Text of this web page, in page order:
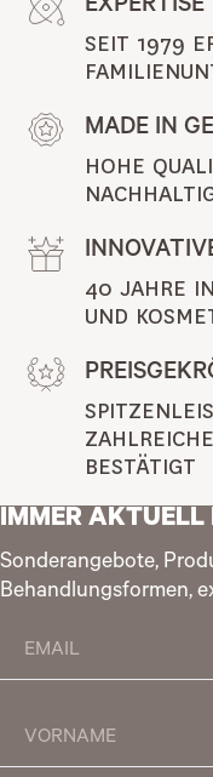
EXPERTISE
SEIT 1979
MADE IN
HOHE
40 JAHRE
UND
BESTÄTIGT
IMMER AKTUELL
Sonderangebote,
Behandlungsformen,